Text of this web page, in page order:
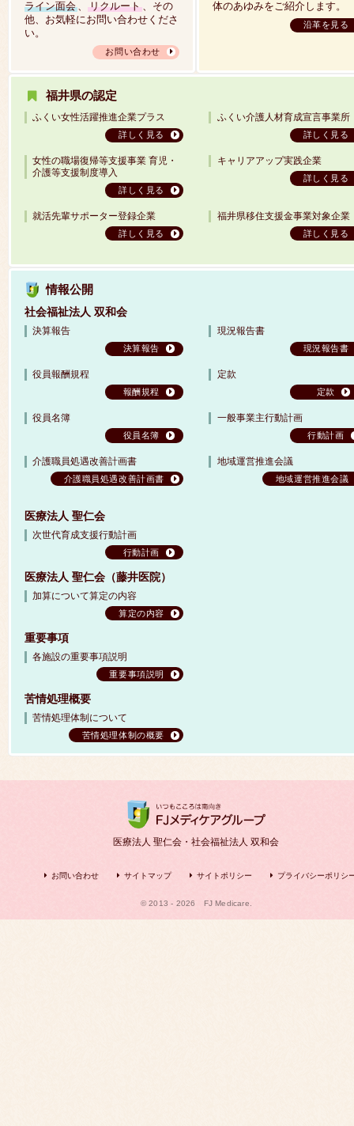
ライン面会、 リクルート、その
他、お気軽にお問い合わせくださ
い。
お問い合わせ
体のあゆみをご紹介します。
沿革を見る
福井県の認定
ふくい女性活躍推進企業プラス
詳しく見る
ふくい介護人材育成宣言事業所
詳しく見る
女性の職場復帰等支援事業 育児・
介護等支援制度導入
詳しく見る
キャリアアップ実践企業
詳しく見る
就活先輩サポーター登録企業
詳しく見る
福井県移住支援金事業対象企業
詳しく見る
情報公開
社会福祉法人 双和会
決算報告
決算報告
現況報告書
現況報告書
役員報酬規程
報酬規程
定款
定款
役員名簿
役員名簿
一般事業主行動計画
行動計画
介護職員処遇改善計画書
介護職員処遇改善計画書
地域運営推進会議
地域運営推進会議
医療法人 聖仁会
次世代育成支援行動計画
行動計画
医療法人 聖仁会（藤井医院）
加算について算定の内容
算定の内容
重要事項
各施設の重要事項説明
重要事項説明
苦情処理概要
苦情処理体制について
苦情処理体制の概要
医療法人 聖仁会・社会福祉法人 双和会
お問い合わせ サイトマップ サイトポリシー プライバシーポリシ
© 2013 - 2026 FJ Medicare.